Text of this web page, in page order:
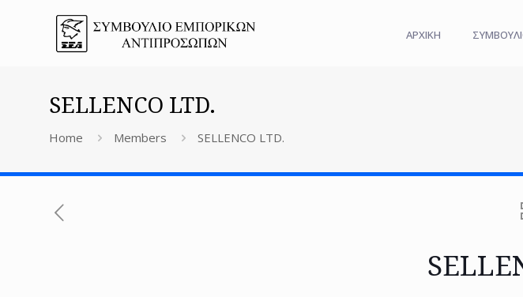
ΑΡΧΙΚΗ
SELLENCO LTD.
Home Members SELLENCO LTD.